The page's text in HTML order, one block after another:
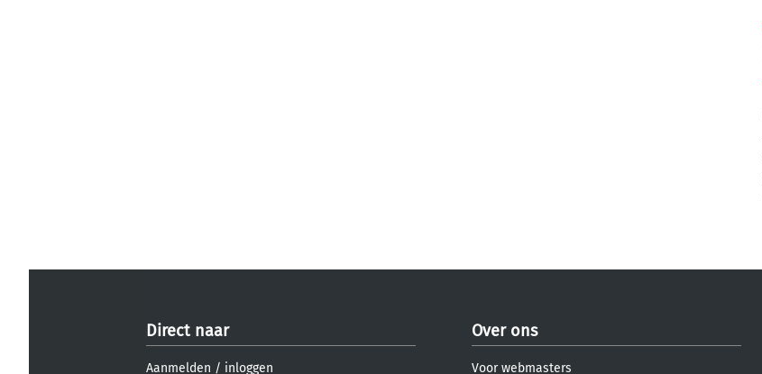
Direct naar
Aanmelden / inloggen
Over ons
Voor webmasters